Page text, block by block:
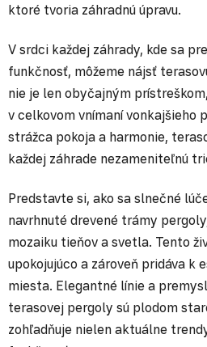
ktoré tvoria záhradnú úpravu.
V srdci každej záhrady, kde sa
funkčnosť, môžeme nájsť
nie je len obyčajným
v celkovom vnímaní vonkajšieho
strážca pokoja a harmonie,
každej záhrade nezameniteľnú
Predstavte si, ako sa slnečné
navrhnuté drevené trámy
mozaiku tieňov a svetla. Tento
upokojujúco a zároveň pridáva k
miesta. Elegantné línie a
terasovej pergoly sú plodom
zohľadňuje nielen aktuálne